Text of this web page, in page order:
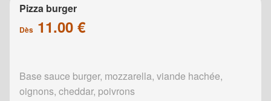
Pizza burger
Dès 11.00 €
Base sauce burger, mozzarella, viande hachée,
oignons, cheddar, poivrons